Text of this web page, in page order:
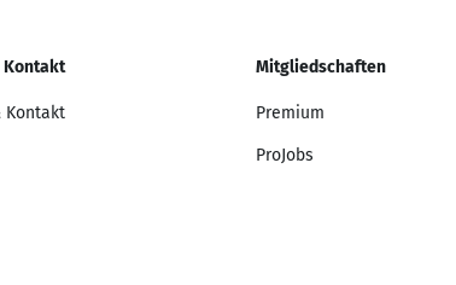
Kontakt
Kontakt
Mitgliedschaften
Premium
ProJobs